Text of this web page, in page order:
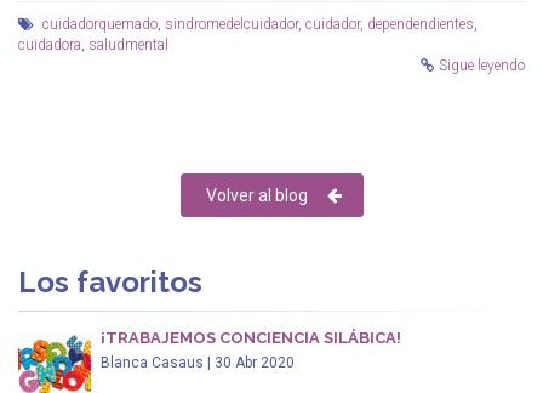
cuidadorquemado, sindromedelcuidador, cuidador, dependendientes,
cuidadora, saludmental
Sigue leyendo
Volver al blog
Los favoritos
¡TRABAJEMOS CONCIENCIA SILÁBICA!
Blanca Casaus | 30 Abr 2020